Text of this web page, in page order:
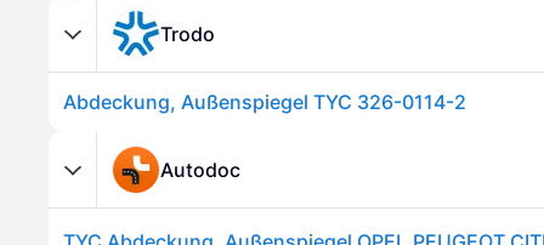
Trodo
Abdeckung, Außenspiegel TYC 326-0114-2
Autodoc